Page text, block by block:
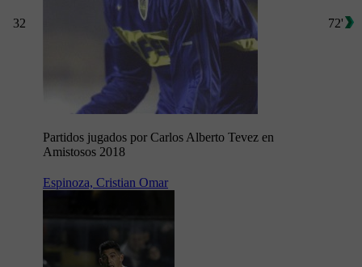
32
Partidos jugados por Carlos Alberto Tevez en
Amistosos 2018
72'
Espinoza, Cristian Omar